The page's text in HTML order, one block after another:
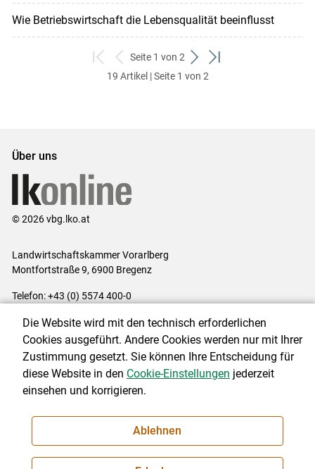
Wie Betriebswirtschaft die Lebensqualität beeinflusst
zum
ersten
zurück
zum
Seite 1 von 2
weiter
zum
zum
19 Artikel | Seite 1 von 2
Über uns
© 2026 vbg.lko.at
Landwirtschaftskammer Vorarlberg
Montfortstraße 9, 6900 Bregenz
Telefon: +43 (0) 5574 400-0
Impressum|Kontakt|Datenschutzerklärung|Barrierefreiheit|
Cookie-Einstellungen
NEWSLETTER
Die Website wird mit den technisch erforderlichen
Cookies ausgeführt. Andere Cookies werden nur mit Ihrer
Zustimmung gesetzt. Sie können Ihre Entscheidung für
diese Website in den Cookie-Einstellungen jederzeit
einsehen und korrigieren.
Ablehnen